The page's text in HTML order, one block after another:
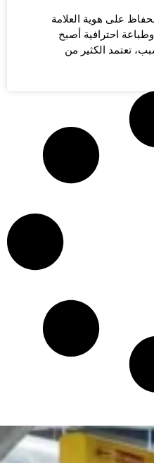
على هوية العلامة
احترافية أصبح
تعتمد الكثير من